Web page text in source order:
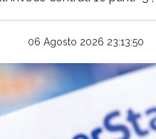
06 Agosto 2026 23:13:50